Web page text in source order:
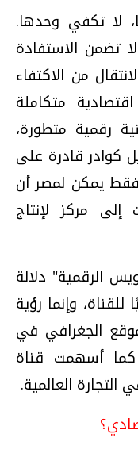
لا تكفي وحدها.
تضمن الاستفادة
من الاكتفاء
متكاملة
رقمية متطورة،
كوادر قادرة على
فقط يمكن لمصر أن
إلى مركز لإنتاج
الرقمية" دلالة
وإنما رؤية
الجغرافي في
كما أسهمت قناة
العالمية.